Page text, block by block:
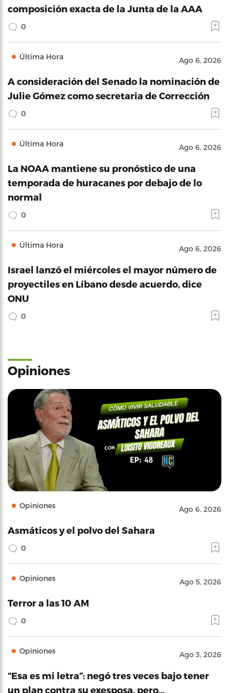
composición exacta de la Junta de la AAA
0
Última Hora Ago 6, 2026
A consideración del Senado la nominación de
Julie Gómez como secretaria de Corrección
0
Última Hora Ago 6, 2026
La NOAA mantiene su pronóstico de una
temporada de huracanes por debajo de lo
normal
0
Última Hora Ago 6, 2026
Israel lanzó el miércoles el mayor número de
proyectiles en Líbano desde acuerdo, dice
ONU
0
Opiniones
Opiniones Ago 6, 2026
Asmáticos y el polvo del Sahara
0
Opiniones Ago 5, 2026
Terror a las 10 AM
0
Opiniones Ago 3, 2026
“Esa es mi letra”: negó tres veces bajo tener
un plan contra su exesposa, pero…